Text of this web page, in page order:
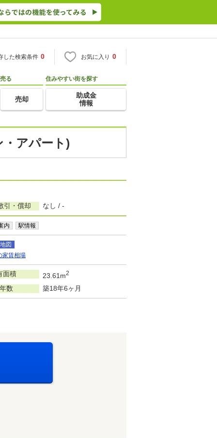
した検索条件 0 お気に入り 0
売る
売却
住みやすい街を探す
助成金
情報
アパート)
引・償却 なし / -
内 駅情報
図
家賃相場
面積 23.61m2
数 築18年6ヶ月